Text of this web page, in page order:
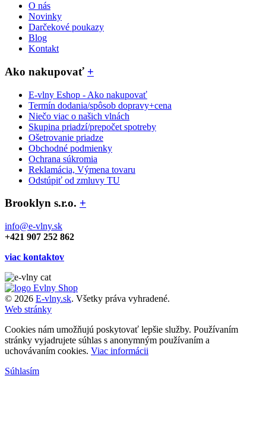
O nás
Novinky
Darčekové poukazy
Blog
Kontakt
Ako nakupovať +
E-vlny Eshop - Ako nakupovať
Termín dodania/spôsob dopravy+cena
Niečo viac o našich vlnách
Skupina priadzí/prepočet spotreby
Ošetrovanie priadze
Obchodné podmienky
Ochrana súkromia
Reklamácia, Výmena tovaru
Odstúpiť od zmluvy TU
Brooklyn s.r.o. +
info@e-vlny.sk
+421 907 252 862
viac kontaktov
© 2026 E-vlny.sk. Všetky práva vyhradené.
Web stránky
Cookies nám umožňujú poskytovať lepšie služby. Používaním
stránky vyjadrujete súhlas s anonymným používaním a
uchovávaním cookies. Viac informácii
Súhlasím